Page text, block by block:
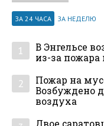
ЗА 24 ЧАСА ЗА НЕДЕЛЮ
1
В Энгельсе
из-за
2
Пожар на
Возбуждено
воздуха
Двое